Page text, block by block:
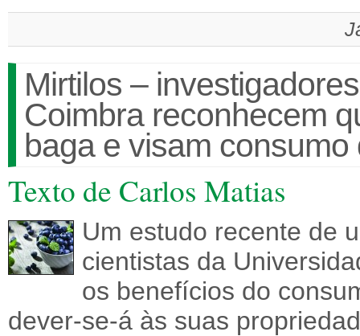
Mirtilos –
Coimbra reconhecem
baga e visam
Texto de Carlos Matias
Um estudo recente de
cientistas da
os benefícios do
dever-se-á às suas